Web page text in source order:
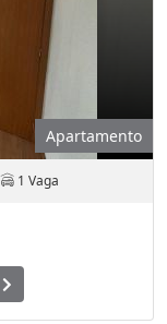
Apartamento
1 Vaga